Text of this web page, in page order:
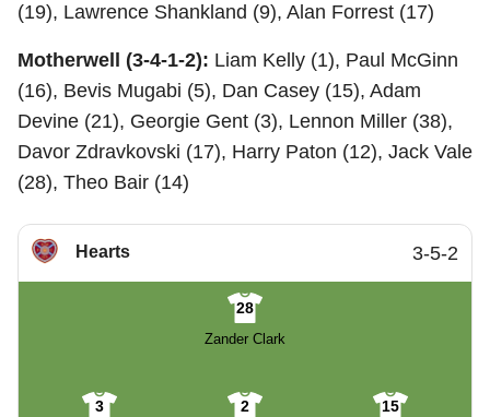
(19), Lawrence Shankland (9), Alan Forrest (17)
Motherwell (3-4-1-2): Liam Kelly (1), Paul McGinn
(16), Bevis Mugabi (5), Dan Casey (15), Adam
Devine (21), Georgie Gent (3), Lennon Miller (38),
Davor Zdravkovski (17), Harry Paton (12), Jack Vale
(28), Theo Bair (14)
Hearts 3-5-2
28
Zander Clark
3 2 15